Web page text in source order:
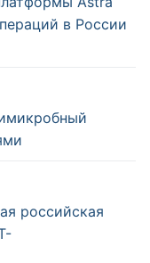
в России
российская